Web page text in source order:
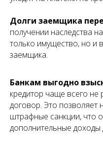
Долги заемщика
получении наследства
только имущество, но и
заемщика.
Банкам выгодно
кредитор чаще всего не
договор. Это позволяет
штрафные санкции, что
дополнительные доходы